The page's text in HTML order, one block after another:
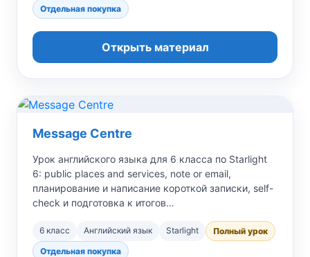
Отдельная покупка
Открыть материал
Message Centre
Урок английского языка для 6 класса по Starlight
6: public places and services, note or email,
планирование и написание короткой записки, self-
check и подготовка к итогов…
6 класс Английский язык Starlight
Полный урок
Отдельная покупка